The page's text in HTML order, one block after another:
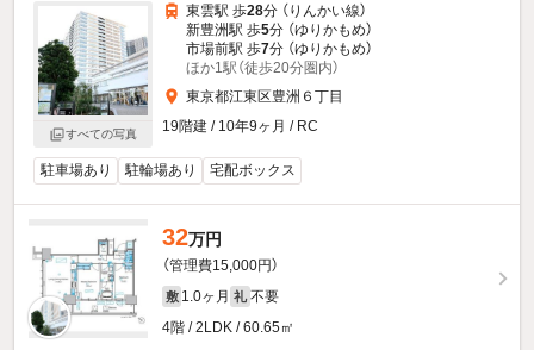
すべての写真
東雲駅 歩28分 （りんかい線）
新豊洲駅 歩5分 （ゆりかもめ）
市場前駅 歩7分 （ゆりかもめ）
ほか1駅（徒歩20分圏内）
東京都江東区豊洲６丁目
19階建 / 10年9ヶ月 / RC
駐車場あり 駐輪場あり 宅配ボックス
32万円
（管理費15,000円）
敷 1.0ヶ月 礼 不要
4階 / 2LDK / 60.65㎡